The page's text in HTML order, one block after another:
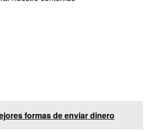
formas de enviar dinero